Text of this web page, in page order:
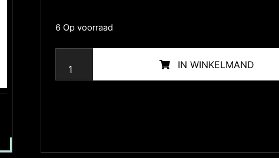
6 Op voorraad
IN WINKELMAND